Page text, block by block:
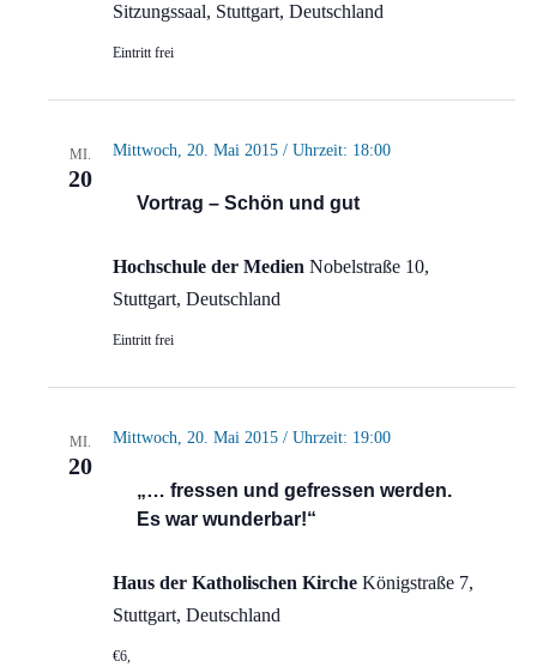
Sitzungssaal, Stuttgart, Deutschland
Eintritt frei
MI.
20
Vortrag – Schön und gut
Mittwoch, 20. Mai 2015 / Uhrzeit: 18:00
Hochschule der Medien Nobelstraße 10,
Stuttgart, Deutschland
Eintritt frei
MI.
20
„… fressen und gefressen werden.
Es war wunderbar!“
Mittwoch, 20. Mai 2015 / Uhrzeit: 19:00
Haus der Katholischen Kirche Königstraße 7,
Stuttgart, Deutschland
€6,